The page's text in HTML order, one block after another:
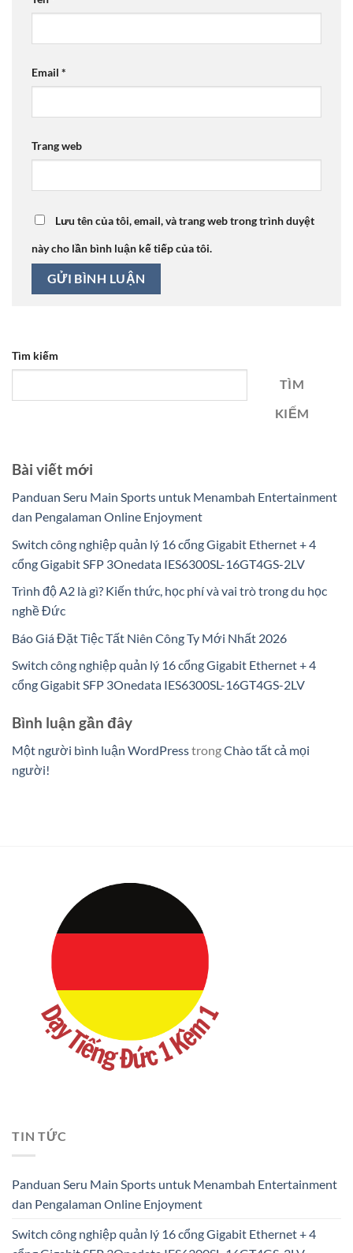
Email *
Trang web
Lưu tên của tôi, email, và trang web trong trình duyệt
này cho lần bình luận kế tiếp của tôi.
Tìm kiếm
TÌM
KIẾM
Bài viết mới
Panduan Seru Main Sports untuk Menambah Entertainment
dan Pengalaman Online Enjoyment
Switch công nghiệp quản lý 16 cổng Gigabit Ethernet + 4
cổng Gigabit SFP 3Onedata IES6300SL-16GT4GS-2LV
Trình độ A2 là gì? Kiến thức, học phí và vai trò trong du học
nghề Đức
Báo Giá Đặt Tiệc Tất Niên Công Ty Mới Nhất 2026
Switch công nghiệp quản lý 16 cổng Gigabit Ethernet + 4
cổng Gigabit SFP 3Onedata IES6300SL-16GT4GS-2LV
Bình luận gần đây
Một người bình luận WordPresstrongChào tất cả mọi
người!
TIN TỨC
Panduan Seru Main Sports untuk Menambah Entertainment
dan Pengalaman Online Enjoyment
Switch công nghiệp quản lý 16 cổng Gigabit Ethernet + 4